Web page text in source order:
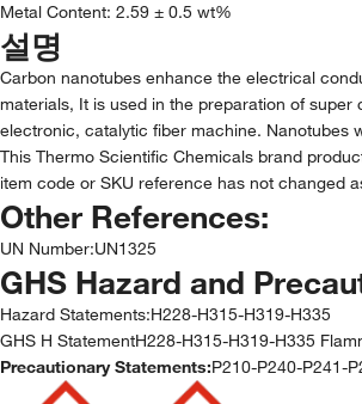
Metal Content: 2.59 ± 0.5 wt%
설명
Carbon nanotubes enhance the electrical
materials, It is used in the preparation of
electronic, catalytic fiber machine. Nanotubes
This Thermo Scientific Chemicals brand
item code or SKU reference has not changed
Other References:
UN Number:UN1325
GHS Hazard and
Hazard Statements:H228-H315-H319-H335
GHS H StatementH228-H315-H319-H335
Precautionary Statements:P210-P240-P241-